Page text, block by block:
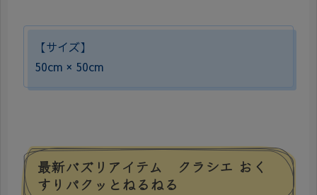
【サイズ】
50cm × 50cm
最新バズリアイテム クラシエ おく
すりパクッとねるねる